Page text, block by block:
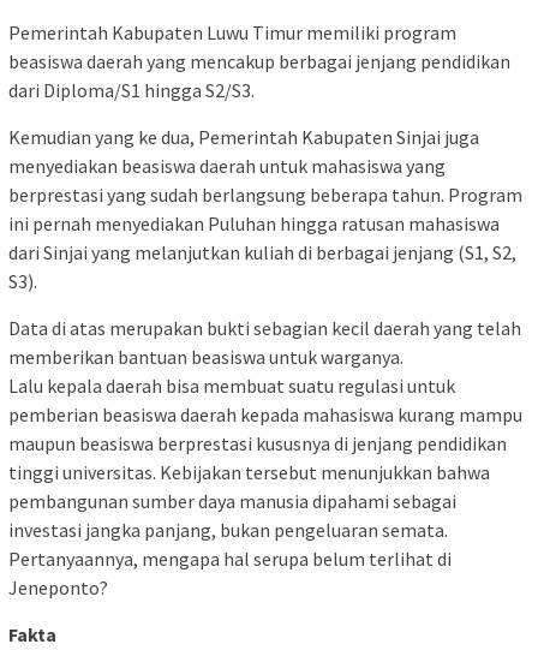
Pemerintah Kabupaten Luwu Timur memiliki program
beasiswa daerah yang mencakup berbagai jenjang pendidikan
dari Diploma/S1 hingga S2/S3.
Kemudian yang ke dua, Pemerintah Kabupaten Sinjai juga
menyediakan beasiswa daerah untuk mahasiswa yang
berprestasi yang sudah berlangsung beberapa tahun. Program
ini pernah menyediakan Puluhan hingga ratusan mahasiswa
dari Sinjai yang melanjutkan kuliah di berbagai jenjang (S1, S2,
S3).
Data di atas merupakan bukti sebagian kecil daerah yang telah
memberikan bantuan beasiswa untuk warganya.
Lalu kepala daerah bisa membuat suatu regulasi untuk
pemberian beasiswa daerah kepada mahasiswa kurang mampu
maupun beasiswa berprestasi kususnya di jenjang pendidikan
tinggi universitas. Kebijakan tersebut menunjukkan bahwa
pembangunan sumber daya manusia dipahami sebagai
investasi jangka panjang, bukan pengeluaran semata.
Pertanyaannya, mengapa hal serupa belum terlihat di
Jeneponto?
Fakta